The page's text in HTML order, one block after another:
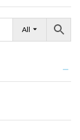
All